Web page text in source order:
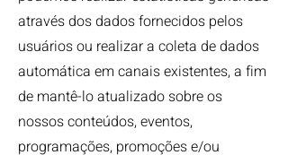
através dos dados fornecidos pelos
usuários ou realizar a coleta de dados
automática em canais existentes, a fim
de mantê-lo atualizado sobre os
nossos conteúdos, eventos,
programações, promoções e/ou